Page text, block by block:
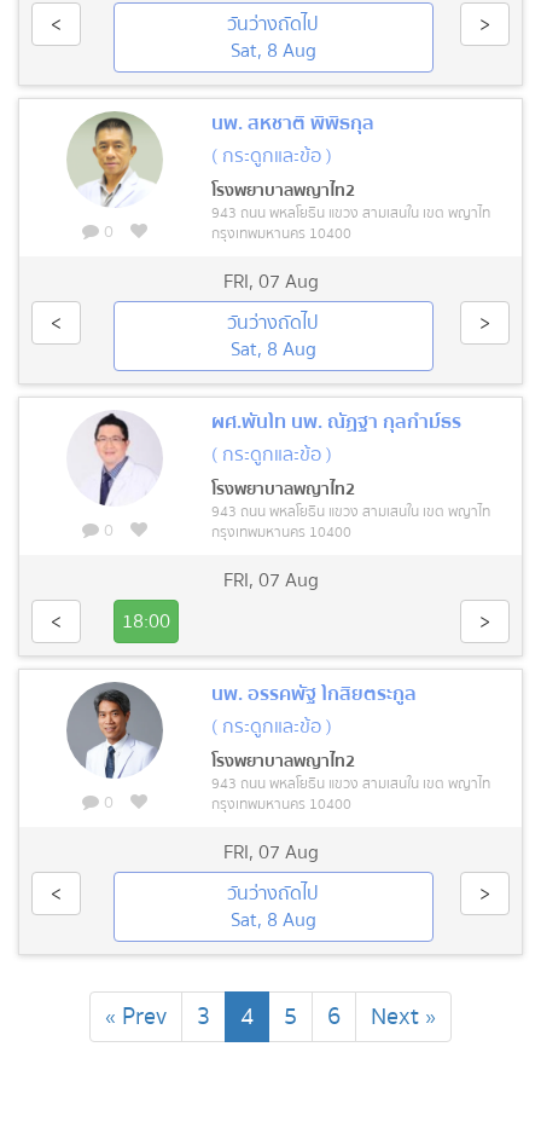
<
วันว่างถัดไป
Sat, 8 Aug
>
0
นพ. สหชาติ พิพิธกุล
( กระดูกและข้อ )
โรงพยาบาลพญาไท2
943 ถนน พหลโยธิน แขวง สามเสนใน เขต พญาไท
กรุงเทพมหานคร 10400
FRI,07 Aug
<
วันว่างถัดไป
Sat, 8 Aug
>
0
ผศ.พันโท นพ. ณัฏฐา กุลกำม์ธร
( กระดูกและข้อ )
โรงพยาบาลพญาไท2
943 ถนน พหลโยธิน แขวง สามเสนใน เขต พญาไท
กรุงเทพมหานคร 10400
FRI,07 Aug
<
18:00 >
0
นพ. อรรคพัฐ โกสิยตระกูล
( กระดูกและข้อ )
โรงพยาบาลพญาไท2
943 ถนน พหลโยธิน แขวง สามเสนใน เขต พญาไท
กรุงเทพมหานคร 10400
FRI,07 Aug
<
วันว่างถัดไป
Sat, 8 Aug
>
« Prev 3 4(current)
5 6 Next »